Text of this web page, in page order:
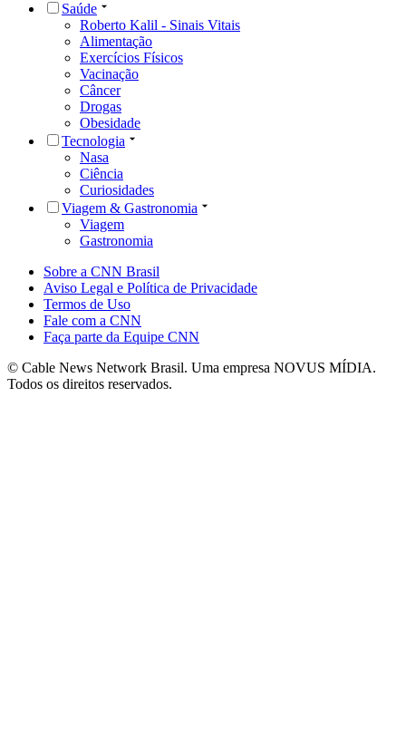
Saúde
Roberto Kalil - Sinais Vitais
Alimentação
Exercícios Físicos
Vacinação
Câncer
Drogas
Obesidade
Tecnologia
Nasa
Ciência
Curiosidades
Viagem & Gastronomia
Viagem
Gastronomia
Sobre a CNN Brasil
Aviso Legal e Política de Privacidade
Termos de Uso
Fale com a CNN
Faça parte da Equipe CNN
© Cable News Network Brasil. Uma empresa NOVUS MÍDIA.
Todos os direitos reservados.